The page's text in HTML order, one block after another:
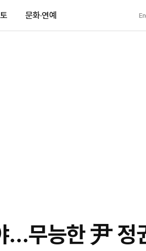
문화·연예
…무능한 尹 정